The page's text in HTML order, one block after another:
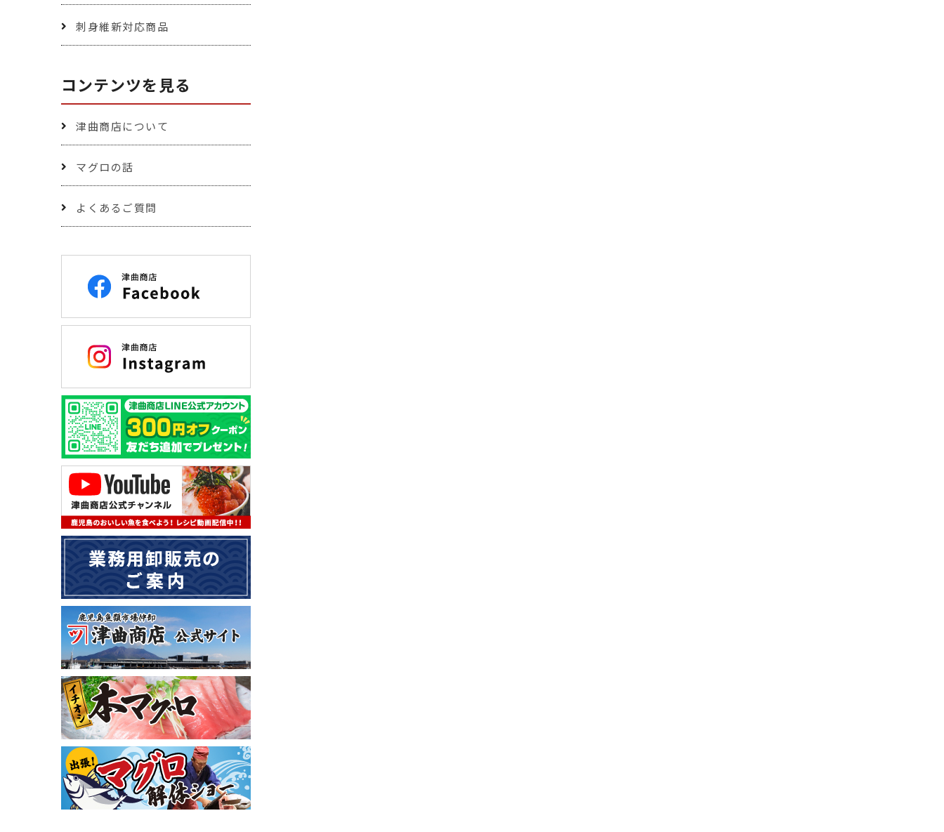
刺身維新対応商品
コンテンツを見る
津曲商店について
マグロの話
よくあるご質問